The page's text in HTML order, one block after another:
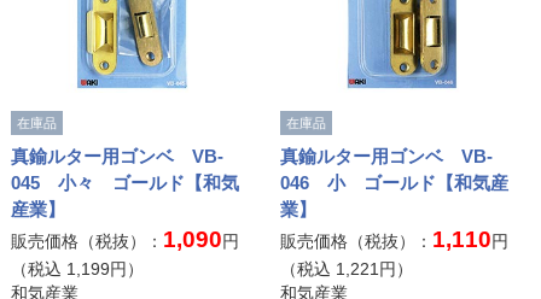
在庫品
真鍮ルター用ゴンベ VB-
045 小々 ゴールド【和気
産業】
販売価格（税抜）： 1,090円
（税込 1,199円）
和気産業
在庫品
真鍮ルター用ゴンベ VB-
046 小 ゴールド【和気産
業】
販売価格（税抜）： 1,110円
（税込 1,221 円）
和気産業